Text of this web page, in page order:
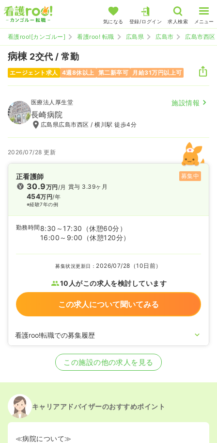
気になる 登録/ログイン 求人検索 メニュー
看護roo![カンゴルー] 看護roo! 転職 広島県 広島市 広島市西区
病棟 2交代 / 常勤
エージェント求人 4週8休以上 第二新卒可 月給31万円以上可
医療法人厚生堂 施設情報
長崎病院
広島県広島市西区 / 横川駅 徒歩4分
2026/07/28 更新
正看護師 募集中
30.9万円/月
454万円/年
※経験7年の例
賞与 3.39ヶ月
勤務時間 8:30～17:30
（休憩60分）
16:00～9:00
（休憩120分）
募集状況更新日： 2026/07/28（10日前）
10人がこの求人を検討しています
この求人について聞いてみる
看護roo!転職での募集履歴
正看護師の募集を休止
正看護師の募集を開始
2025/01/27正看護師の募集を開始
2024/09/19
2023/07/11 正看護師の募集を休止
2022/12/05
2022/10/14正看護師の募集を休止
この施設の他の求人を見る
キャリアアドバイザーのおすすめポイント
≪病院について≫